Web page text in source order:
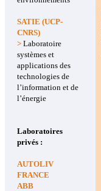
SATIE (UCP-
CNRS)
> Laboratoire
systèmes et
applications des
technologies de
l’information et de
l’énergie
Laboratoires
privés :
AUTOLIV
FRANCE
ABB